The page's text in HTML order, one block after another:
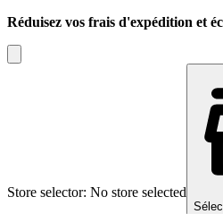
Réduisez vos frais d'expédition et
Store selector: No store selected